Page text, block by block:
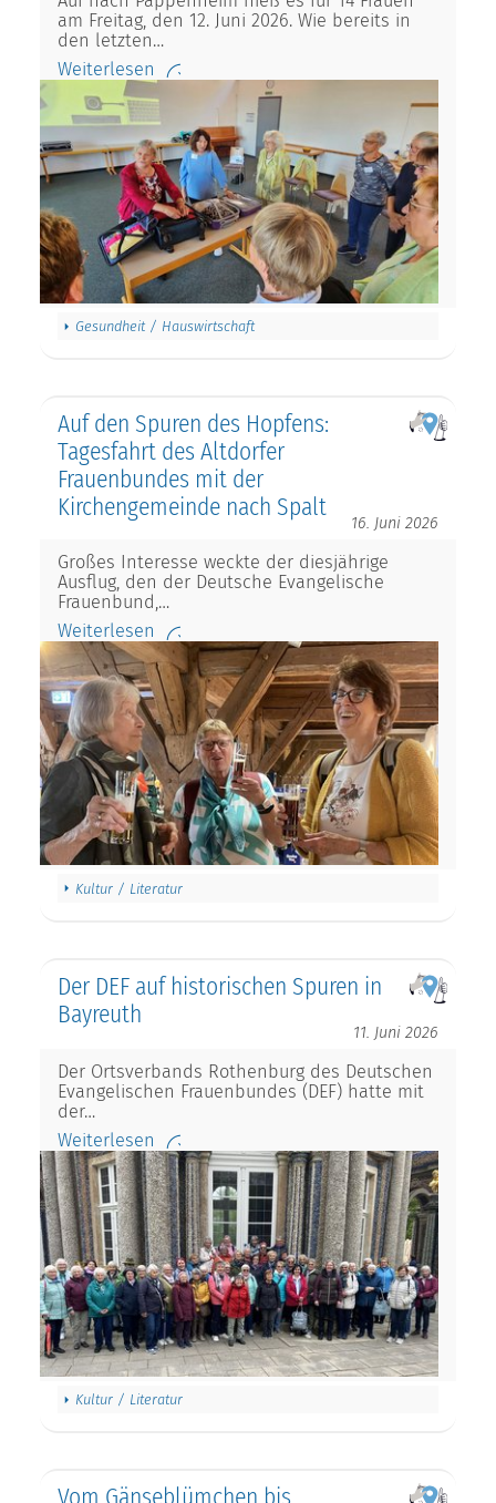
am Freitag, den 12. Juni 2026. Wie bereits in
den letzten…
Weiterlesen
Gesundheit / Hauswirtschaft
Auf den Spuren des Hopfens:
Tagesfahrt des Altdorfer
Frauenbundes mit der
Kirchengemeinde nach Spalt
16. Juni 2026
Großes Interesse weckte der diesjährige
Ausflug, den der Deutsche Evangelische
Frauenbund,…
Weiterlesen
Kultur / Literatur
Der DEF auf historischen Spuren in
Bayreuth
11. Juni 2026
Der Ortsverbands Rothenburg des Deutschen
Evangelischen Frauenbundes (DEF) hatte mit
der…
Weiterlesen
Kultur / Literatur